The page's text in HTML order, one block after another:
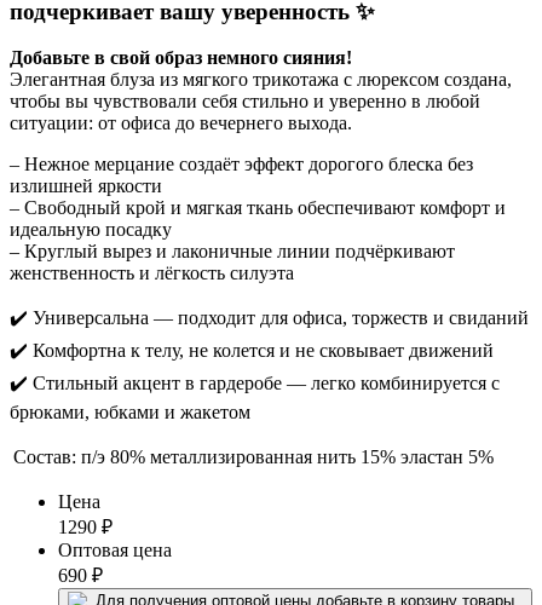
подчеркивает вашу уверенность ✨
Добавьте в свой образ немного сияния!
Элегантная блуза из мягкого трикотажа с люрексом создана,
чтобы вы чувствовали себя стильно и уверенно в любой
ситуации: от офиса до вечернего выхода.
– Нежное мерцание создаёт эффект дорогого блеска без
излишней яркости
– Свободный крой и мягкая ткань обеспечивают комфорт и
идеальную посадку
– Круглый вырез и лаконичные линии подчёркивают
женственность и лёгкость силуэта
✔️ Универсальна — подходит для офиса, торжеств и свиданий
✔️ Комфортна к телу, не колется и не сковывает движений
✔️ Стильный акцент в гардеробе — легко комбинируется с
брюками, юбками и жакетом
Состав: п/э 80% металлизированная нить 15% эластан 5%
Цена
1290 ₽
Оптовая цена
690 ₽